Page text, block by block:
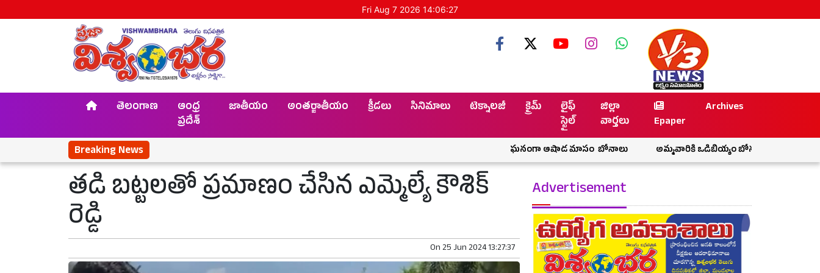
Fri Aug 7 2026 14:06:28
తెలంగాణ
ఆంధ్ర
ప్రదేశ్
జాతీయం అంతర్జాతీయం క్రీడలు సినిమాలు టెక్నాలజీ క్రైమ్
లైఫ్
స్టైల్
జిల్లా
వార్తలు
Epaper
Archives
Breaking News ఘనంగా ఆషాడ మాసం బోనాలు అమ్మవారికి ఒడిబియ్యం బోనం సమర్పించిన శ్రీ కౌండిన్య
తడి బట్టలతో ప్రమాణం చేసిన ఎమ్మెల్యే కౌశిక్
రెడ్డి
On25 Jun 2024 13:27:37
Advertisement